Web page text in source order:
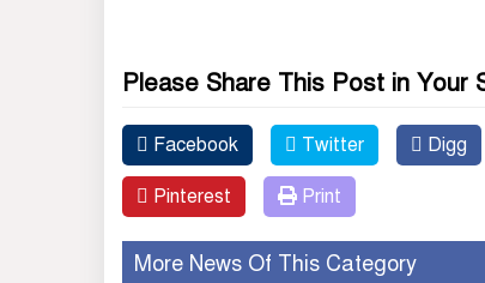
Please Share This Post in Your
Facebook Twitter Digg
Pinterest Print
More News Of This Category